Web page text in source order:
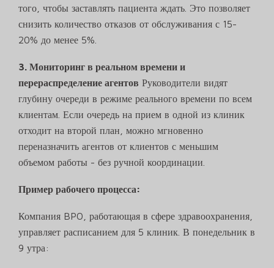
того, чтобы заставлять пациента ждать. Это позволяет
снизить количество отказов от обслуживания с 15-
20% до менее 5%.
3. Мониторинг в реальном времени и
перераспределение агентов Руководители видят
глубину очереди в режиме реального времени по всем
клиентам. Если очередь на прием в одной из клиник
отходит на второй план, можно мгновенно
переназначить агентов от клиентов с меньшим
объемом работы - без ручной координации.
Пример рабочего процесса:
Компания BPO, работающая в сфере здравоохранения,
управляет расписанием для 5 клиник. В понедельник в
9 утра: